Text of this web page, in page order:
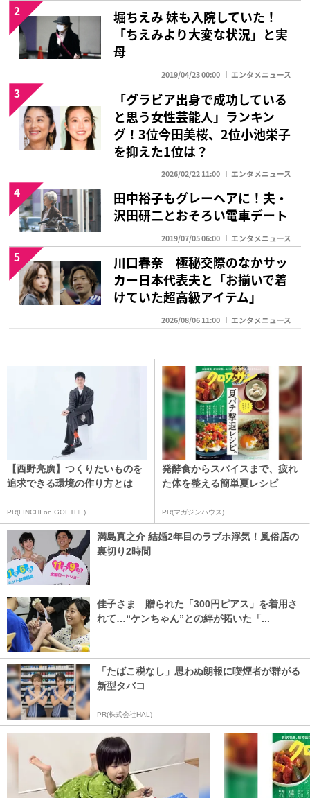
堀ちえみ 妹も入院していた！
「ちえみより大変な状況」と実
母
2019/04/23 00:00 エンタメニュース
2
「グラビア出身で成功している
と思う女性芸能人」ランキン
グ！3位今田美桜、2位小池栄子
を抑えた1位は？
2026/02/22 11:00 エンタメニュース
3
田中裕子もグレーヘアに！夫・
沢田研二とおそろい電車デート
2019/07/05 06:00 エンタメニュース
4
川口春奈 極秘交際のなかサッ
カー日本代表夫と「お揃いで着
けていた超高級アイテム」
2026/08/06 11:00 エンタメニュース
5
【西野亮廣】つくりたいものを
追求できる環境の作り方とは
PR(FINCHI on GOETHE)
発酵食からスパイスまで、疲れ
た体を整える簡単夏レシピ
PR(マガジンハウス)
満島真之介 結婚2年目のラブホ浮気！風俗店の
裏切り2時間
佳子さま 贈られた「300円ピアス」を着用さ
れて…“ケンちゃん”との絆が拓いた「...
「たばこ税なし」思わぬ朗報に喫煙者が群がる
新型タバコ
PR(株式会社HAL)